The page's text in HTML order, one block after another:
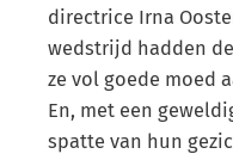
directrice Irna
wedstrijd hadden
ze vol goede moed
En, met een
spatte van hun